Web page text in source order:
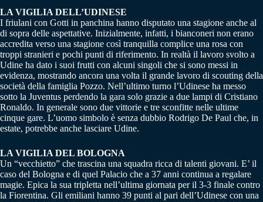
LA VIGILIA DELL’UDINESE
I friulani con Gotti in panchina hanno disputato una stagione anche al
di sopra delle aspettative. Inizialmente, infatti, i bianconeri non erano
accredita verso una stagione così tranquilla complice una rosa con
troppi stranieri e pochi punti di riferimento. In realtà il lavoro svolto a
Udine ha dato i suoi frutti con alcuni singoli che si sono messi in
evidenza, mostrando ancora una volta il grande lavoro di scouting della
società della famiglia Pozzo. Nell’ultimo turno l’Udinese ha messo
sotto la Juventus perdendo la gara solo grazie a due lampi di Cristiano
Ronaldo. In generale sono due vittorie e tre sconfitte nelle ultime
cinque gare. L’uomo simbolo è senza dubbio Rodrigo De Paul che, in
estate, potrebbe anche lasciare Udine.
LA VIGILIA DEL BOLOGNA
Un “vecchietto” che trascina una squadra ricca di talenti giovani. E’ il
caso del Bologna e di quel Palacio che a 37 anni continua a regalare
magie. Epica la sua tripletta nell’ultima giornata per il 3-3 finale contro
la Fiorentina. Gli emiliani hanno 39 punti al pari dell’Udinese con una